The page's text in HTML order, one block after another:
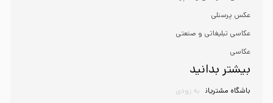
عکس پرسنلی
عکاسی تبلیغاتی و صنعتی
عکاسی
بیشتر بدانید
باشگاه مشتریان به زودی